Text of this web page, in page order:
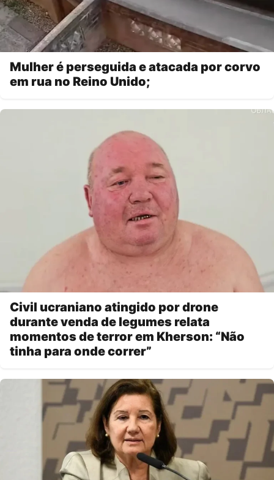
Mulher é perseguida e atacada por corvo
em rua no Reino Unido;
Civil ucraniano atingido por drone
durante venda de legumes relata
momentos de terror em Kherson: “Não
tinha para onde correr”